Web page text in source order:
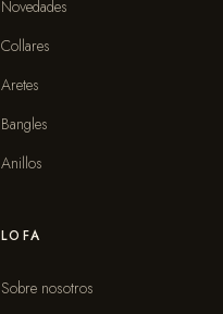
Novedades
Collares
Aretes
Bangles
Anillos
LOFA
Sobre nosotros